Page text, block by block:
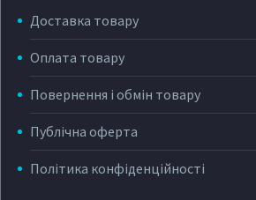
Доставка товару
Оплата товару
Повернення і обмін товару
Публічна оферта
Політика конфіденційності